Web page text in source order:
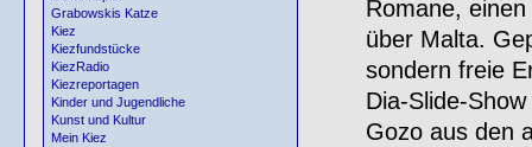
Grabowskis Katze
Kiez
Kiezfundstücke
KiezRadio
Kiezreportagen
Kinder und Jugendliche
Kunst und Kultur
Mein Kiez
Romane,
über Malta.
sondern freie
Dia-Slide-
Gozo aus den